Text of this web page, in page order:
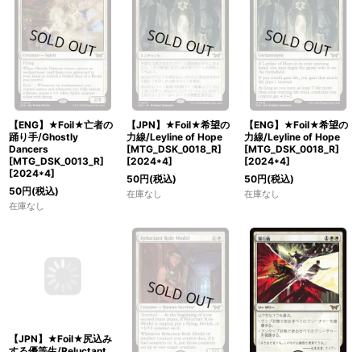
【ENG】★Foil★亡者の
踊り手/Ghostly
Dancers
[MTG_DSK_0013_R]
[2024*4]
50円(税込)
在庫なし
【JPN】★Foil★希望の
力線/Leyline of Hope
[MTG_DSK_0018_R]
[2024*4]
50円(税込)
在庫なし
【ENG】★Foil★希望の
力線/Leyline of Hope
[MTG_DSK_0018_R]
[2024*4]
50円(税込)
在庫なし